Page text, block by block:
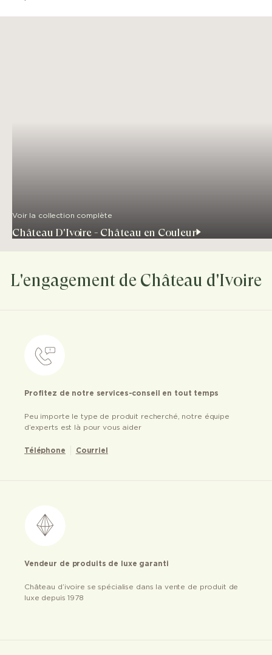
Voir la collection complète
Château D'Ivoire - Château en Couleur
L'engagement de Château d'Ivoire
Profitez de notre services-conseil en tout temps
Peu importe le type de produit recherché, notre équipe
d’experts est là pour vous aider
Téléphone Courriel
Vendeur de produits de luxe garanti
Château d’ivoire se spécialise dans la vente de produit de
luxe depuis 1978